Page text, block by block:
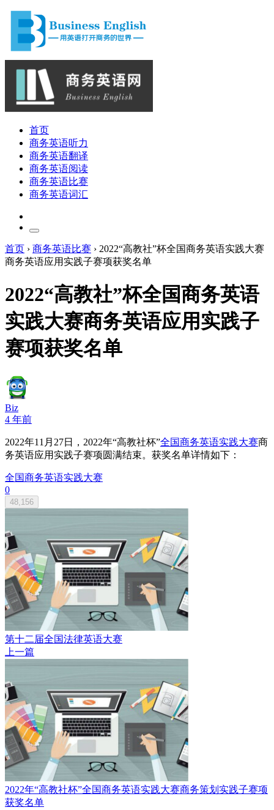
首页
商务英语听力
商务英语翻译
商务英语阅读
商务英语比赛
商务英语词汇
首页 › 商务英语比赛 › 2022“高教社”杯全国商务英语实践大赛
商务英语应用实践子赛项获奖名单
2022“高教社”杯全国商务英语
实践大赛商务英语应用实践子
赛项获奖名单
Biz
4 年前
2022年11月27日，2022年“高教社杯”全国商务英语实践大赛商
务英语应用实践子赛项圆满结束。获奖名单详情如下：
全国商务英语实践大赛
0
48,156
第十二届全国法律英语大赛
上一篇
2022年“高教社杯”全国商务英语实践大赛商务策划实践子赛项
获奖名单